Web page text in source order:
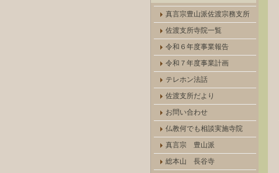
真言宗豊山派佐渡宗務支所
佐渡支所寺院一覧
令和６年度事業報告
令和７年度事業計画
テレホン法話
佐渡支所だより
お問い合わせ
仏教何でも相談実施寺院
真言宗 豊山派
総本山 長谷寺